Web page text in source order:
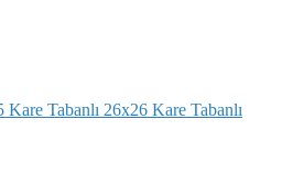
Kare Tabanlı 26x26 Kare Tabanlı